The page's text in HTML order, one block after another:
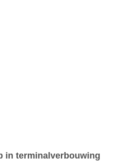
in terminalverbouwing